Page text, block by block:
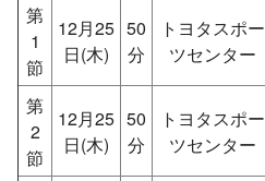
第
1
節
12月25
日(木)
50
分
トヨタスポー
ツセンター
第
2
節
12月25
日(木)
50
分
トヨタスポー
ツセンター